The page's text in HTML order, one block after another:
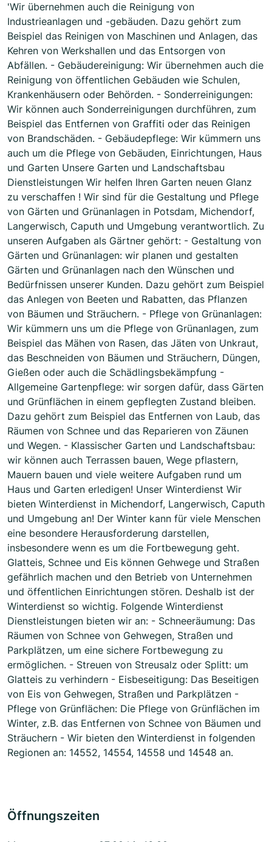
'Wir übernehmen auch die Reinigung von
Industrieanlagen und -gebäuden. Dazu gehört zum
Beispiel das Reinigen von Maschinen und Anlagen, das
Kehren von Werkshallen und das Entsorgen von
Abfällen. - Gebäudereinigung: Wir übernehmen auch die
Reinigung von öffentlichen Gebäuden wie Schulen,
Krankenhäusern oder Behörden. - Sonderreinigungen:
Wir können auch Sonderreinigungen durchführen, zum
Beispiel das Entfernen von Graffiti oder das Reinigen
von Brandschäden. - Gebäudepflege: Wir kümmern uns
auch um die Pflege von Gebäuden, Einrichtungen, Haus
und Garten Unsere Garten und Landschaftsbau
Dienstleistungen Wir helfen Ihren Garten neuen Glanz
zu verschaffen ! Wir sind für die Gestaltung und Pflege
von Gärten und Grünanlagen in Potsdam, Michendorf,
Langerwisch, Caputh und Umgebung verantwortlich. Zu
unseren Aufgaben als Gärtner gehört: - Gestaltung von
Gärten und Grünanlagen: wir planen und gestalten
Gärten und Grünanlagen nach den Wünschen und
Bedürfnissen unserer Kunden. Dazu gehört zum Beispiel
das Anlegen von Beeten und Rabatten, das Pflanzen
von Bäumen und Sträuchern. - Pflege von Grünanlagen:
Wir kümmern uns um die Pflege von Grünanlagen, zum
Beispiel das Mähen von Rasen, das Jäten von Unkraut,
das Beschneiden von Bäumen und Sträuchern, Düngen,
Gießen oder auch die Schädlingsbekämpfung -
Allgemeine Gartenpflege: wir sorgen dafür, dass Gärten
und Grünflächen in einem gepflegten Zustand bleiben.
Dazu gehört zum Beispiel das Entfernen von Laub, das
Räumen von Schnee und das Reparieren von Zäunen
und Wegen. - Klassischer Garten und Landschaftsbau:
wir können auch Terrassen bauen, Wege pflastern,
Mauern bauen und viele weitere Aufgaben rund um
Haus und Garten erledigen! Unser Winterdienst Wir
bieten Winterdienst in Michendorf, Langerwisch, Caputh
und Umgebung an! Der Winter kann für viele Menschen
eine besondere Herausforderung darstellen,
insbesondere wenn es um die Fortbewegung geht.
Glatteis, Schnee und Eis können Gehwege und Straßen
gefährlich machen und den Betrieb von Unternehmen
und öffentlichen Einrichtungen stören. Deshalb ist der
Winterdienst so wichtig. Folgende Winterdienst
Dienstleistungen bieten wir an: - Schneeräumung: Das
Räumen von Schnee von Gehwegen, Straßen und
Parkplätzen, um eine sichere Fortbewegung zu
ermöglichen. - Streuen von Streusalz oder Splitt: um
Glatteis zu verhindern - Eisbeseitigung: Das Beseitigen
von Eis von Gehwegen, Straßen und Parkplätzen -
Pflege von Grünflächen: Die Pflege von Grünflächen im
Winter, z.B. das Entfernen von Schnee von Bäumen und
Sträuchern - Wir bieten den Winterdienst in folgenden
Regionen an: 14552, 14554, 14558 und 14548 an.
Öffnungszeiten